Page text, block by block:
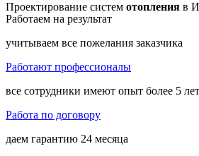
Проектирование систем отопления в
Работаем на результат
учитываем все пожелания заказчика
Работают профессионалы
все сотрудники имеют опыт более 5 лет
Работа по договору
даем гарантию 24 месяца